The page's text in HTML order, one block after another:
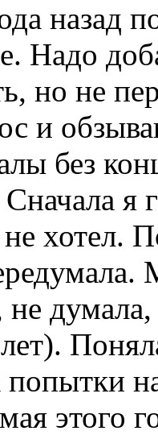
назад
Надо
но не
и
без
я
не хотел.
думала,
этого